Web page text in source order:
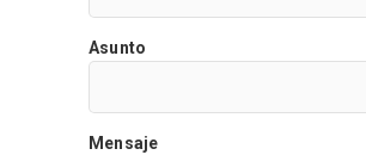
Asunto
Mensaje